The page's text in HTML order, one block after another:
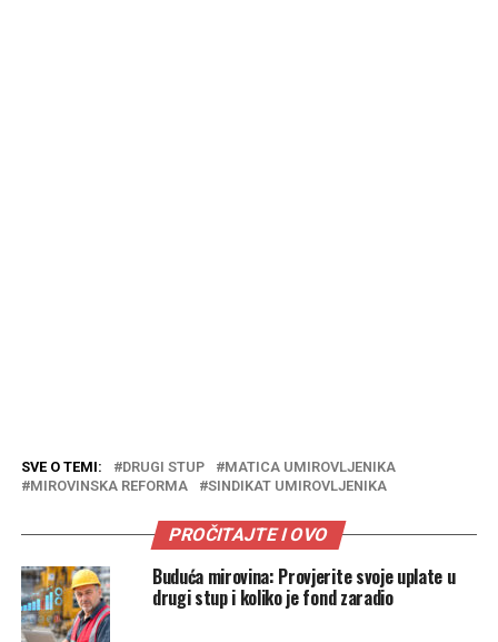
SVE O TEMI: DRUGI STUP
MATICA UMIROVLJENIKA
MIROVINSKA REFORMA
SINDIKAT UMIROVLJENIKA
PROČITAJTE I OVO
Buduća mirovina: Provjerite svoje uplate u
drugi stup i koliko je fond zaradio